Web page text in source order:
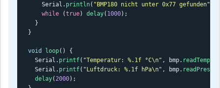
    Serial.
println( "BMP180 nicht unter 0x77 gefunden"
while (true) delay( 1000);
  }
}
void loop() {
  Serial.
printf( "Temperatur: %.1f °C\n" , bmp.
  Serial.
printf( "Luftdruck: %.1f hPa\n" , bmp.
delay( 2000);